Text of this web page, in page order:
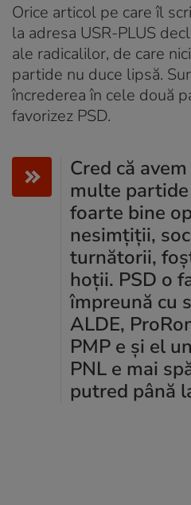
Orice articol pe care îl
la adresa USR-PLUS
ale radicalilor, de care
partide nu duce lipsă.
încrederea în cele două
favorizez PSD.
Cred că
multe
foarte bine
nesimțiții,
turnătorii,
hoții. PSD o
împreună cu
ALDE,
PMP e și el
PNL e mai
putred până